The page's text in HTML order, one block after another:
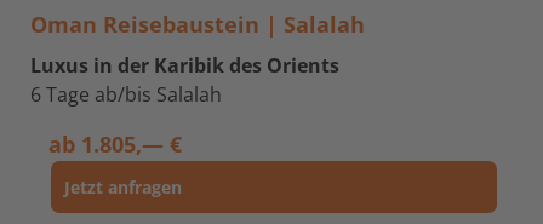
Oman Reisebaustein | Salalah
Luxus in der Karibik des Orients
6 Tage ab/bis Salalah
ab 1.805,— €
Jetzt anfragen